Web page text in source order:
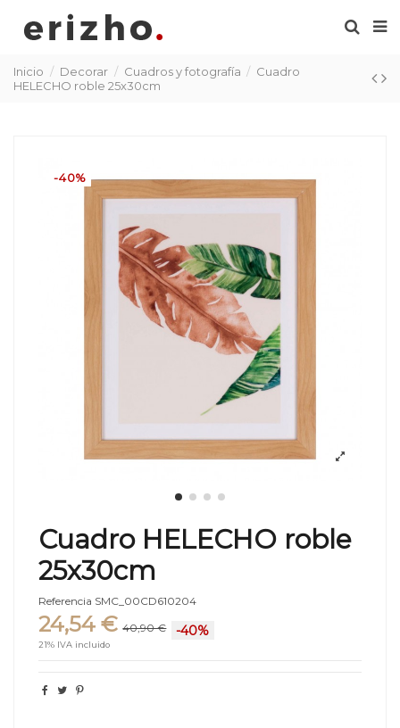
Inicio Decorar Cuadros y fotografía
Cuadro
HELECHO roble 25x30cm
-40%
Cuadro HELECHO roble
25x30cm
Referencia SMC_00CD610204
24,54 € 40,90 € -40%
21% IVA incluido